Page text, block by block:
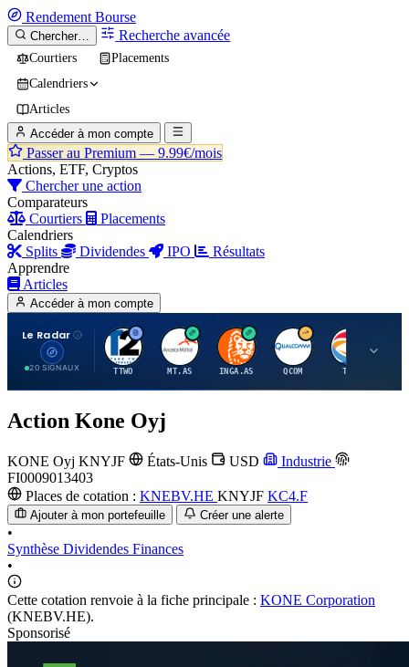
Rendement Bourse
Chercher… Recherche avancée
Courtiers
Placements
Calendriers
Articles
Accéder à mon compte
Passer au Premium — 9.99€/mois
Actions, ETF, Cryptos
Chercher une action
Comparateurs
Courtiers
Placements
Calendriers
Splits
Dividendes IPO
Résultats
Apprendre
Articles
Accéder à mon compte
Le Radar
20 SIGNAUX
T
TTWO
A
MT.AS
I
INGA.AS
Q
QCOM
T
TTE
Action Kone Oyj
KONE Oyj KNYJF États-Unis USD
Industrie
FI0009013403
Places de cotation : KNEBV.HE KNYJF KC4.F
Ajouter à mon portefeuille Créer une alerte
•
Synthèse Dividendes Finances
•
Cette cotation renvoie à la fiche principale : KONE Corporation
(KNEBV.HE).
Sponsorisé